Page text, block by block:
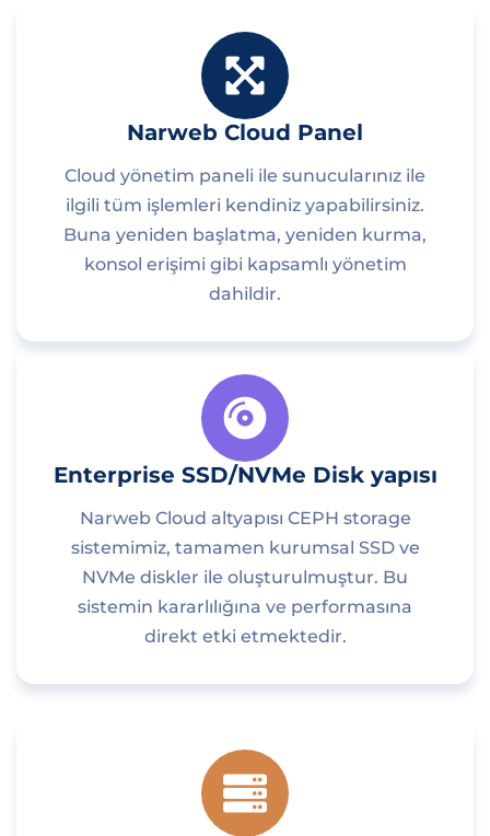
Narweb Cloud Panel
Cloud yönetim paneli ile sunucularınız ile
ilgili tüm işlemleri kendiniz yapabilirsiniz.
Buna yeniden başlatma, yeniden kurma,
konsol erişimi gibi kapsamlı yönetim
dahildir.
Enterprise SSD/NVMe Disk yapısı
Narweb Cloud altyapısı CEPH storage
sistemimiz, tamamen kurumsal SSD ve
NVMe diskler ile oluşturulmuştur. Bu
sistemin kararlılığına ve performasına
direkt etki etmektedir.